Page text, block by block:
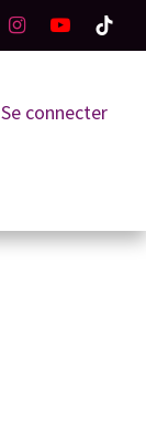
Se connecter